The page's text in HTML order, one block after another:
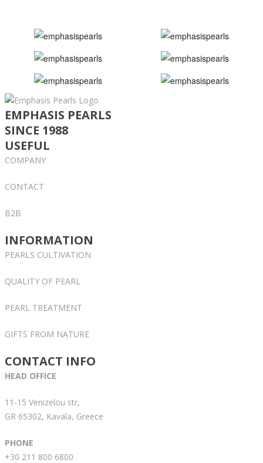
EMPHASIS PEARLS
SINCE 1988
USEFUL
COMPANY
CONTACT
B2B
INFORMATION
PEARLS CULTIVATION
QUALITY OF PEARL
PEARL TREATMENT
GIFTS FROM NATURE
CONTACT INFO
HEAD OFFICE
11-15 Venizelou str,
GR 65302, Kavala, Greece
PHONE
+30 211 800 6800